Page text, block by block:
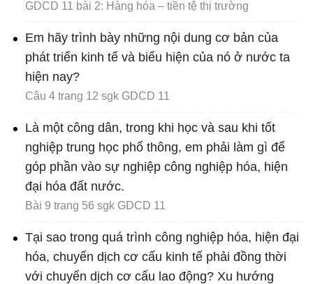
GDCD 11 bài 2: Hàng hóa – tiền tệ thị trường
Em hãy trình bày những nội dung cơ bản của
phát triển kinh tế và biểu hiện của nó ở nước ta
hiện nay?
Câu 4 trang 12 sgk GDCD 11
Là một công dân, trong khi học và sau khi tốt
nghiệp trung học phổ thông, em phải làm gì để
góp phần vào sự nghiệp công nghiệp hóa, hiện
đại hóa đất nước.
Bài 9 trang 56 sgk GDCD 11
Tại sao trong quá trình công nghiệp hóa, hiện đại
hóa, chuyển dịch cơ cấu kinh tế phải đồng thời
với chuyển dịch cơ cấu lao động? Xu hướng